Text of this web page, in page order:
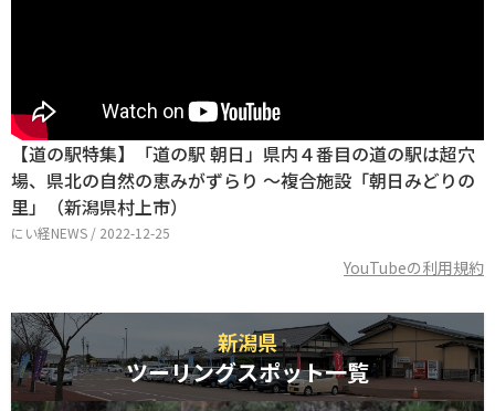
【道の駅特集】「道の駅 朝日」県内４番目の道の駅は超穴
場、県北の自然の恵みがずらり ～複合施設「朝日みどりの
里」（新潟県村上市）
にい経NEWS / 2022-12-25
YouTubeの利用規約
新潟県
ツーリングスポット一覧